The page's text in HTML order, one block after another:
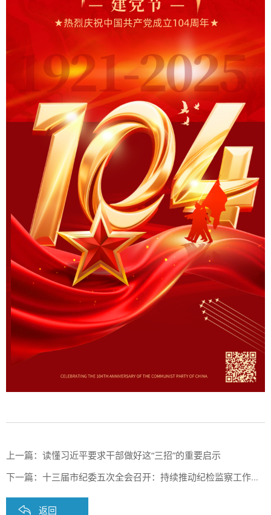
上一篇： 读懂习近平要求干部做好这“三招”的重要启示
下一篇： 十三届市纪委五次全会召开：持续推动纪检监察工作高质量发展，为“再造一个新佛山”提供坚强保障
返回